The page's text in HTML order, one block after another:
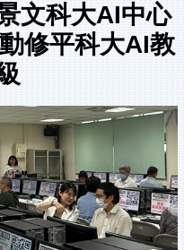
文科大AI中心
修平科大AI教